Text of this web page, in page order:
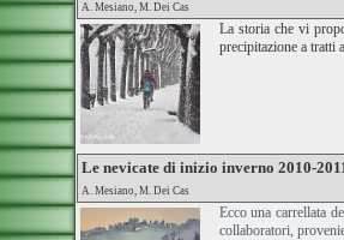
A. Mesiano, M. Dei Cas
La storia che vi
precipitazione a tratti
Le nevicate di inizio inverno 2010-
A. Mesiano, M. Dei Cas
Ecco una carrellata
collaboratori,